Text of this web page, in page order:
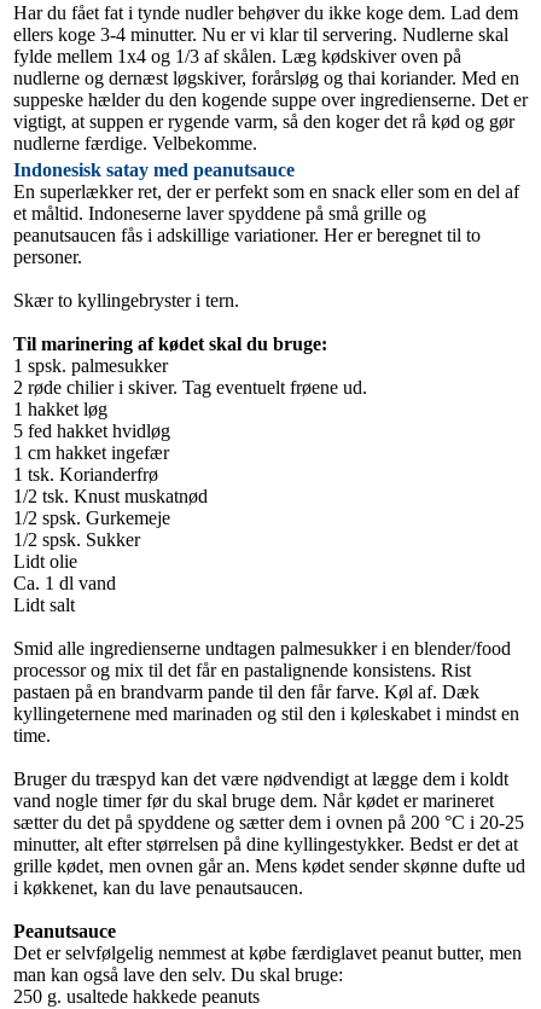
Har du fået fat i tynde nudler behøver du ikke koge dem. Lad dem
ellers koge 3-4 minutter. Nu er vi klar til servering. Nudlerne skal
fylde mellem 1x4 og 1/3 af skålen. Læg kødskiver oven på
nudlerne og dernæst løgskiver, forårsløg og thai koriander. Med en
suppeske hælder du den kogende suppe over ingredienserne. Det er
vigtigt, at suppen er rygende varm, så den koger det rå kød og gør
nudlerne færdige. Velbekomme.
Indonesisk satay med peanutsauce
En superlækker ret, der er perfekt som en snack eller som en del af
et måltid. Indoneserne laver spyddene på små grille og
peanutsaucen fås i adskillige variationer. Her er beregnet til to
personer.
Skær to kyllingebryster i tern.
Til marinering af kødet skal du bruge:
1 spsk. palmesukker
2 røde chilier i skiver. Tag eventuelt frøene ud.
1 hakket løg
5 fed hakket hvidløg
1 cm hakket ingefær
1 tsk. Korianderfrø
1/2 tsk. Knust muskatnød
1/2 spsk. Gurkemeje
1/2 spsk. Sukker
Lidt olie
Ca. 1 dl vand
Lidt salt
Smid alle ingredienserne undtagen palmesukker i en blender/food
processor og mix til det får en pastalignende konsistens. Rist
pastaen på en brandvarm pande til den får farve. Køl af. Dæk
kyllingeternene med marinaden og stil den i køleskabet i mindst en
time.
Bruger du træspyd kan det være nødvendigt at lægge dem i koldt
vand nogle timer før du skal bruge dem. Når kødet er marineret
sætter du det på spyddene og sætter dem i ovnen på 200 °C i 20-25
minutter, alt efter størrelsen på dine kyllingestykker. Bedst er det at
grille kødet, men ovnen går an. Mens kødet sender skønne dufte ud
i køkkenet, kan du lave penautsaucen.
Peanutsauce
Det er selvfølgelig nemmest at købe færdiglavet peanut butter, men
man kan også lave den selv. Du skal bruge:
250 g. usaltede hakkede peanuts